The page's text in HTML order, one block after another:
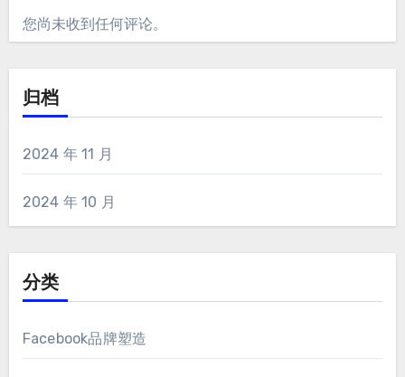
您尚未收到任何评论。
归档
2024 年 11 月
2024 年 10 月
分类
Facebook品牌塑造